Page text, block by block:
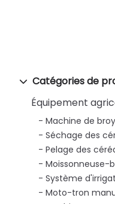
Catégories de
Équipement
Machine de
Séchage des
Pelage des
Moissonneuse-
Système
Moto-tron